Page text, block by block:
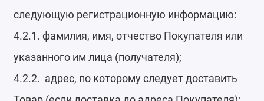
следующую регистрационную информацию:
4.2.1. фамилия, имя, отчество Покупателя или
указанного им лица (получателя);
4.2.2. адрес, по которому следует доставить